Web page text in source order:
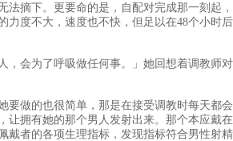
法摘下。更要命的是，自配对完成那一刻起
力度不大，速度也不快，但足以在48个小时
会为了呼吸做任何事。」她回想着调教师
做的也很简单，那是在接受调教时每天都
拥有她的那个男人发射出来。那个本应戴
戴者的各项生理指标，发现指标符合男性射